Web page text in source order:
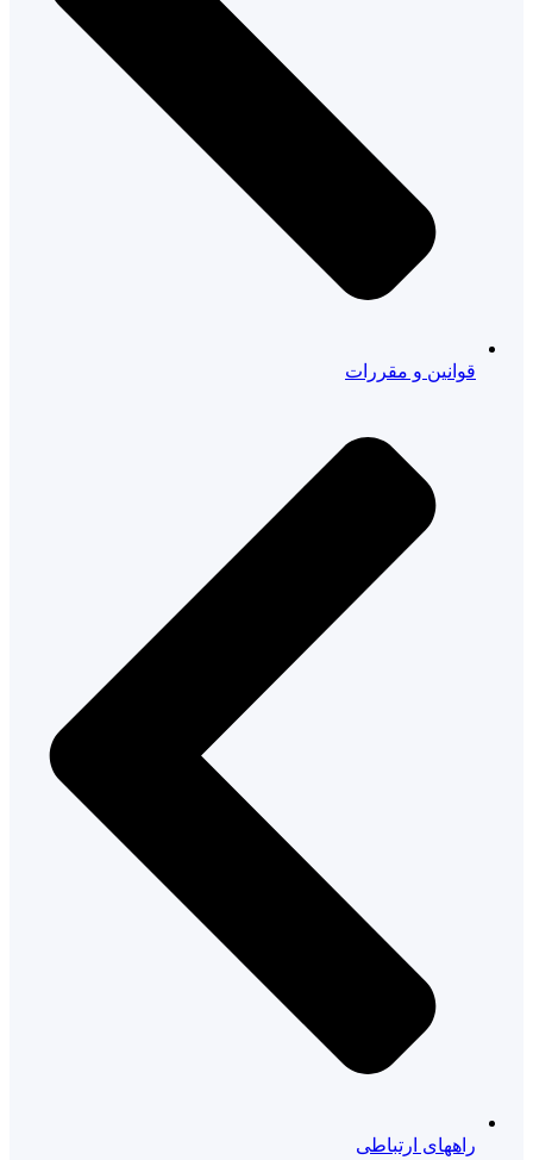
قوانین و مقررات
راههای ارتباطی